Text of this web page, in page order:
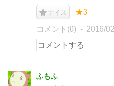
ナイス ★3
コメント(0) 2016/
ふもふ